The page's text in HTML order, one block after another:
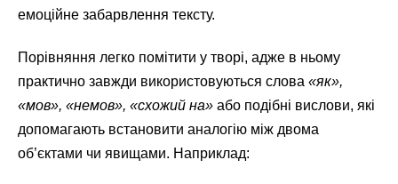
емоційне забарвлення тексту.
Порівняння легко помітити у творі, адже в ньому
практично завжди використовуються слова «як»,
«мов», «немов», «схожий на» або подібні вислови, які
допомагають встановити аналогію між двома
об’єктами чи явищами. Наприклад: